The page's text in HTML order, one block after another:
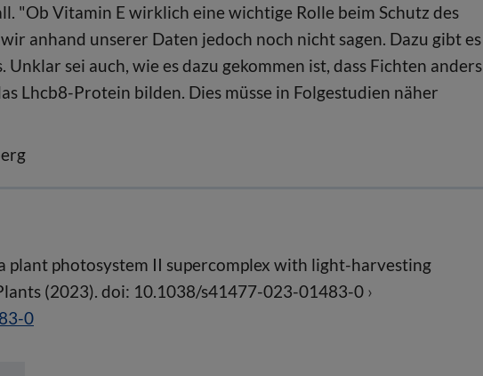
"Ob Vitamin E wirklich eine wichtige Rolle beim Schutz des
anhand unserer Daten jedoch noch nicht sagen. Dazu gibt es
sei auch, wie es dazu gekommen ist, dass Fichten anders
Lhcb8-Protein bilden. Dies müsse in Folgestudien näher
plant photosystem II supercomplex with light-harvesting
(2023). doi: 10.1038/s41477-023-01483-0
0